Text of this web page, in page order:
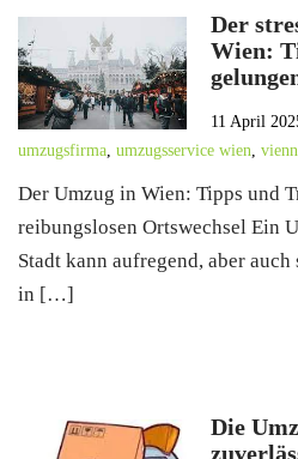
Der
Wien:
11 April
umzugsfirma, umzugsservice wien,
Der Umzug in Wien: Tipps und
reibungslosen Ortswechsel Ein
Stadt kann aufregend, aber auch
in […]
Die